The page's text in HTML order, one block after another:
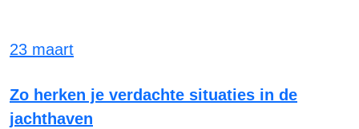
23 maart
Zo herken je verdachte situaties in de
jachthaven